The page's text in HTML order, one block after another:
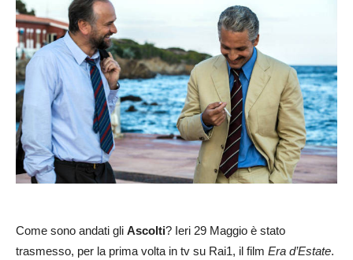
Come sono andati gli Ascolti? Ieri 29 Maggio è stato
trasmesso, per la prima volta in tv su Rai1, il film Era d’Estate.